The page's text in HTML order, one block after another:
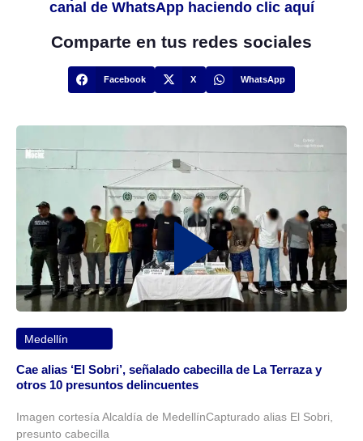
canal de WhatsApp haciendo clic aquí
Comparte en tus redes sociales
Facebook X WhatsApp
Medellín
Cae alias ‘El Sobri’, señalado cabecilla de La Terraza y
otros 10 presuntos delincuentes
Imagen cortesía Alcaldía de MedellínCapturado alias El Sobri,
presunto cabecilla